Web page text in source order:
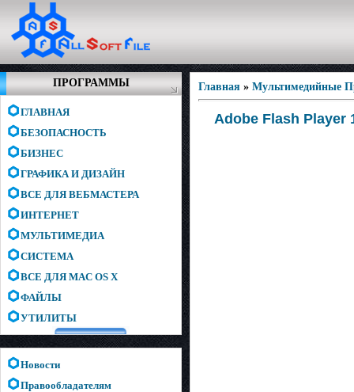
ПРОГРАММЫ
ГЛАВНАЯ
БЕЗОПАСНОСТЬ
БИЗНЕС
ГРАФИКА И ДИЗАЙН
ВСЕ ДЛЯ ВЕБМАСТЕРА
ИНТЕРНЕТ
МУЛЬТИМЕДИА
СИСТЕМА
ВСЕ ДЛЯ MAC OS X
ФАЙЛЫ
УТИЛИТЫ
Новости
Правообладателям
Главная » Мультимедийные
Adobe Flash Player